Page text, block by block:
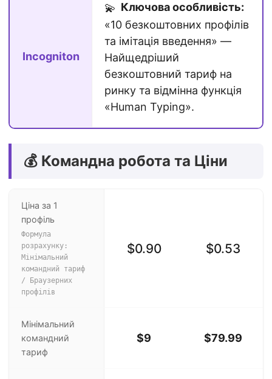
Incogniton
💫 Ключова особливість:
«10 безкоштовних профілів
та імітація введення» —
Найщедріший
безкоштовний тариф на
ринку та відмінна функція
«Human Typing».
💰 Командна робота та Ціни
Ціна за 1
профіль
Формула
розрахунку:
Мінімальний
командний тариф
/ Браузерних
профілів
$0.90 $0.53
Мінімальний
командний
тариф
$9 $79.99